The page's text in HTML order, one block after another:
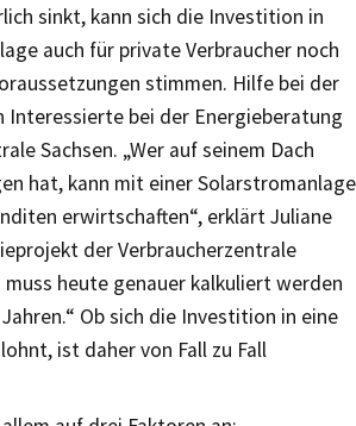
sinkt, kann sich die Investition in
auch für private Verbraucher noch
stimmen. Hilfe bei der
Interessierte bei der Energieberatung
Sachsen. „Wer auf seinem Dach
hat, kann mit einer Solarstromanlage
erwirtschaften“, erklärt Juliane
der Verbraucherzentrale
muss heute genauer kalkuliert werden
Ob sich die Investition in eine
ist daher von Fall zu Fall